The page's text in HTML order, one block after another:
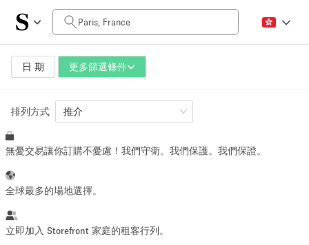
日 期 更多篩選條件
每日價格
0€
空間大小
10 m² 500+ m²
活動類型
排列方式 推介
無憂交易讓你訂購不憂慮！我們守衛。我們保護。我們保證。
全球最多的場地選擇。
立即加入 Storefront 家庭的租客行列。